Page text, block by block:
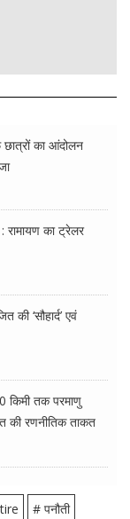
छात्रों का आंदोलन
रामायण का ट्रेलर
‘सौहार्द’ एवं
किमी तक परमाणु
की रणनीतिक ताकत
# पनौती